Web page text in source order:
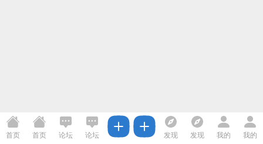
首页 首页 论坛 论坛 发现 发现 我的 我的